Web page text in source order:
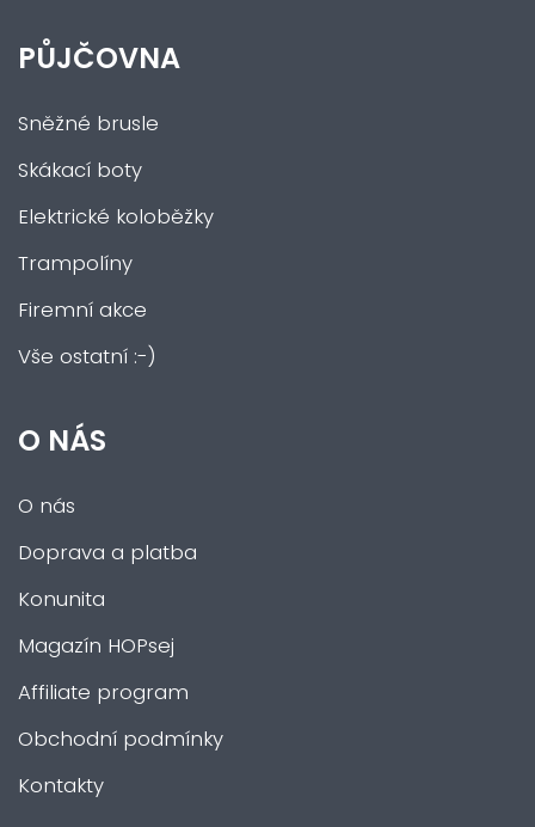
PŮJČOVNA
Sněžné brusle
Skákací boty
Elektrické koloběžky
Trampolíny
Firemní akce
Vše ostatní :-)
O NÁS
O nás
Doprava a platba
Konunita
Magazín HOPsej
Affiliate program
Obchodní podmínky
Kontakty